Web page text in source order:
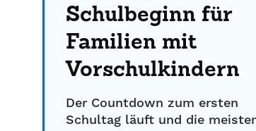
Schulbeginn für
Familien mit
Vorschulkindern
Der Countdown zum ersten
Schultag läuft und die